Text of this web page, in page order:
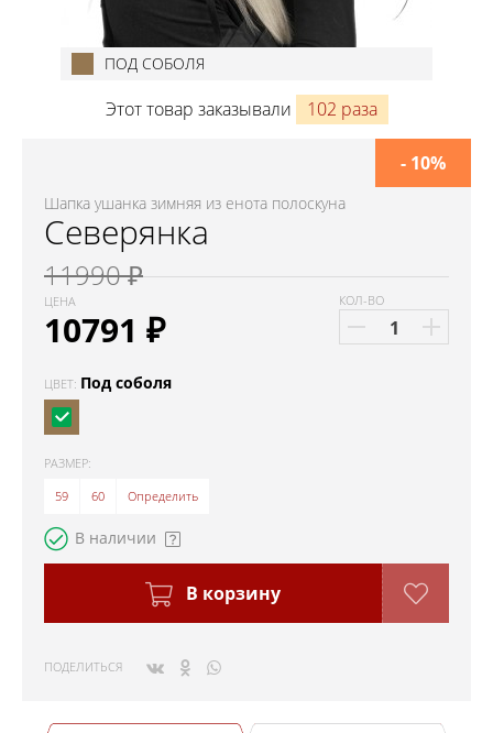
ПОД СОБОЛЯ
Этот товар заказывали 102 раза
Шапка ушанка зимняя из енота полоскуна
Северянка
11990 ₽
ЦЕНА
10791 ₽
- 10%
КОЛ-ВО
ЦВЕТ: Под соболя
РАЗМЕР:
59
60 Определить
В наличии
В корзину
ПОДЕЛИТЬСЯ